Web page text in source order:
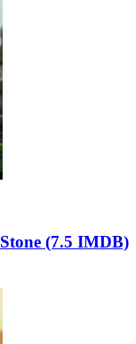
(7.5 IMDB)